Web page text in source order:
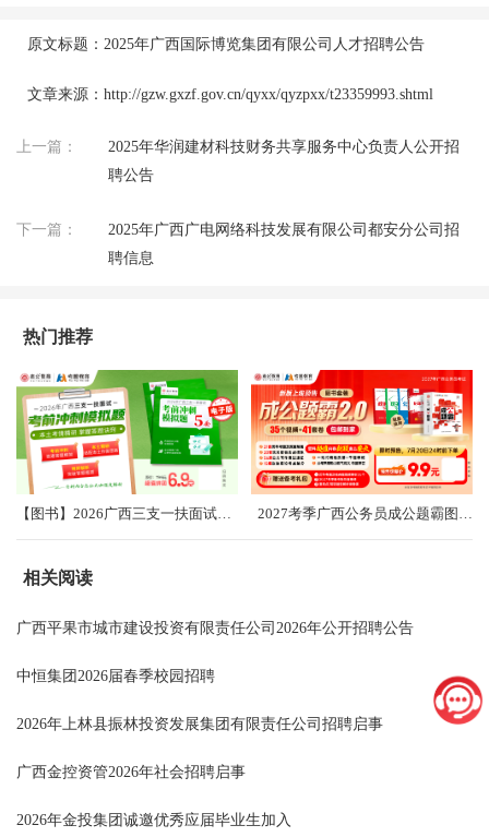
原文标题：2025年广西国际博览集团有限公司人才招聘公告
文章来源：http://gzw.gxzf.gov.cn/qyxx/qyzpxx/t23359993.shtml
上一篇：
2025年华润建材科技财务共享服务中心负责人公开招
聘公告
下一篇：
2025年广西广电网络科技发展有限公司都安分公司招
聘信息
热门推荐
【图书】2026广西三支一扶面试考前冲刺卷（共5套）
相关阅读
广西平果市城市建设投资有限责任公司2026年公开招聘公告
中恒集团2026届春季校园招聘
2026年上林县振林投资发展集团有限责任公司招聘启事
广西金控资管2026年社会招聘启事
2026年金投集团诚邀优秀应届毕业生加入